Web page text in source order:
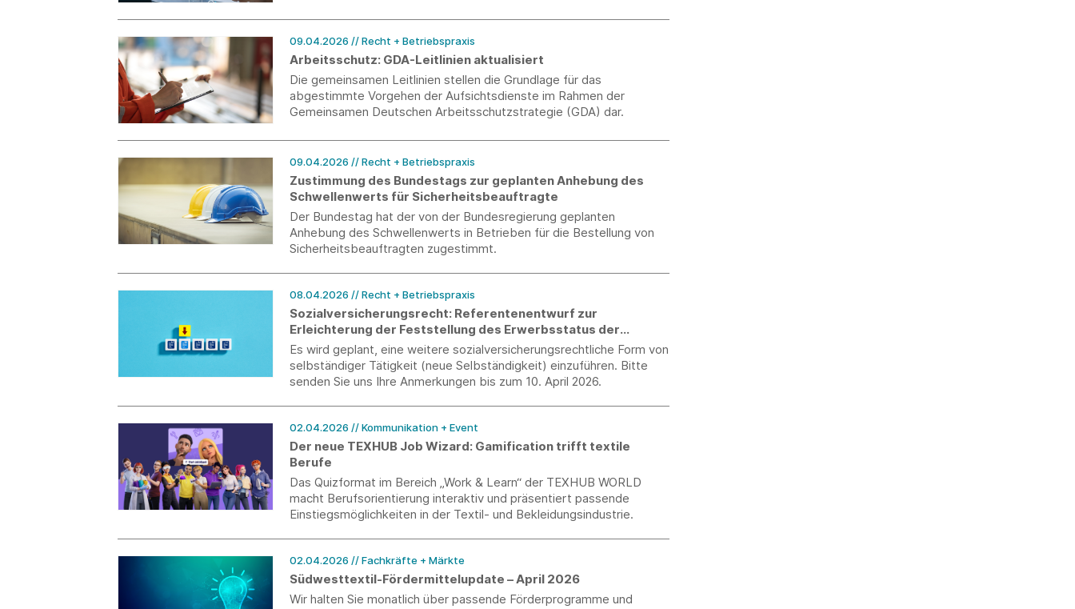
09.04.2026 // Recht + Betriebspraxis
Arbeitsschutz: GDA-Leitlinien aktualisiert
Die gemeinsamen Leitlinien stellen die Grundlage für das
abgestimmte Vorgehen der Aufsichtsdienste im Rahmen der
Gemeinsamen Deutschen Arbeitsschutzstrategie (GDA) dar.
09.04.2026 // Recht + Betriebspraxis
Zustimmung des Bundestags zur geplanten Anhebung des
Schwellenwerts für Sicherheitsbeauftragte
Der Bundestag hat der von der Bundesregierung geplanten
Anhebung des Schwellenwerts in Betrieben für die Bestellung von
Sicherheitsbeauftragten zugestimmt.
08.04.2026 // Recht + Betriebspraxis
Sozialversicherungsrecht: Referentenentwurf zur
Erleichterung der Feststellung des Erwerbsstatus der
Selbstständigkeit
Es wird geplant, eine weitere sozialversicherungsrechtliche Form von
selbständiger Tätigkeit (neue Selbständigkeit) einzuführen. Bitte
senden Sie uns Ihre Anmerkungen bis zum 10. April 2026.
02.04.2026 // Kommunikation + Event
Der neue TEXHUB Job Wizard: Gamification trifft textile
Berufe
Das Quizformat im Bereich „Work & Learn“ der TEXHUB WORLD
macht Berufsorientierung interaktiv und präsentiert passende
Einstiegsmöglichkeiten in der Textil- und Bekleidungsindustrie.
02.04.2026 // Fachkräfte + Märkte
Südwesttextil-Fördermittelupdate – April 2026
Wir halten Sie monatlich über passende Förderprogramme und